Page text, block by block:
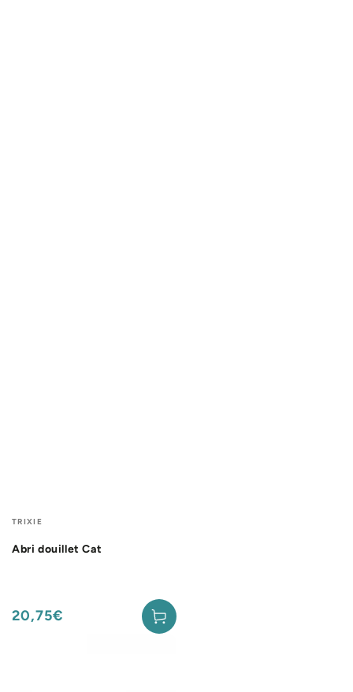
Fournisseur:
TRIXIE
Abri douillet Cat
Prix
20,75€